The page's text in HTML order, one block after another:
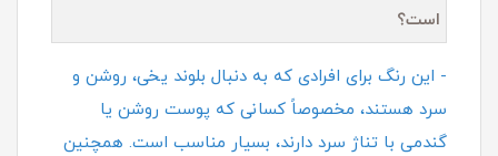
است؟
- این رنگ برای افرادی که به دنبال بلوند یخی، روشن و
سرد هستند، مخصوصاً کسانی که پوست روشن یا
گندمی با تناژ سرد دارند، بسیار مناسب است. همچنین